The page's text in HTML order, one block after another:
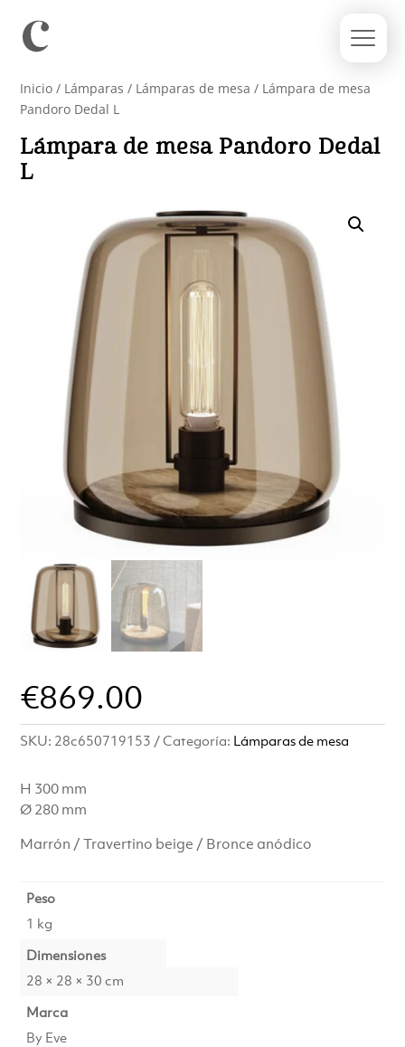
Inicio / Lámparas / Lámparas de mesa / Lámpara de mesa
Pandoro Dedal L
Lámpara de mesa Pandoro Dedal
L
€869.00
SKU: 28c650719153 Categoría: Lámparas de mesa
H 300 mm
Ø 280 mm
Marrón / Travertino beige / Bronce anódico
Peso
1 kg
Dimensiones
28 × 28 × 30 cm
Marca
By Eve